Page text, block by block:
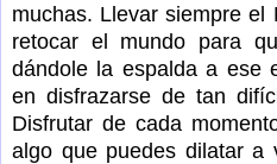
muchas. Llevar siempre
retocar el mundo para
dándole la espalda a ese
en disfrazarse de tan
Disfrutar de cada
algo que puedes dilatar a